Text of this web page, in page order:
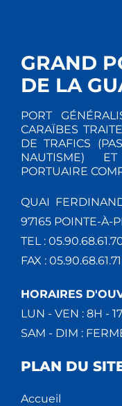
GRAND
DE LA
PORT
CARAÏBES
DE TRAFICS
NAUTISME)
PORTUAIRE
QUAI
97165 POINTE-À-
TEL :
FAX : 05.90.68.61.71
HORAIRES
LUN - VEN : 8H -
SAM - DIM :
PLAN DU
Accueil